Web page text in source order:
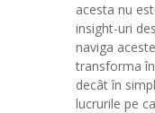
acesta nu
insight-uri
naviga
transforma
decât în
lucrurile pe